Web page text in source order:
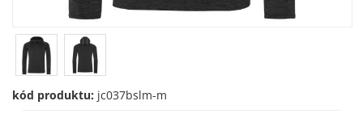
kód produktu: jc037bslm-m